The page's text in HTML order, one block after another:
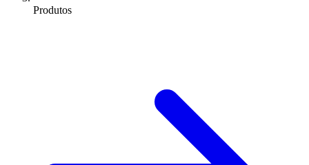
Produtos